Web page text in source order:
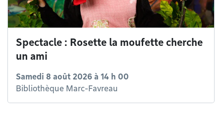
Spectacle : Rosette la moufette cherche
un ami
Samedi 8 août 2026 à 14 h 00
Bibliothèque Marc-Favreau